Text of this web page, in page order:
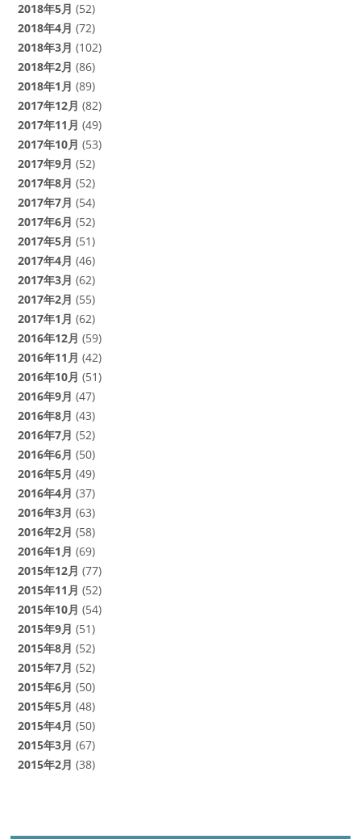
2018年5月 (52)
2018年4月 (72)
2018年3月 (102)
2018年2月 (86)
2018年1月 (89)
2017年12月 (82)
2017年11月 (49)
2017年10月 (53)
2017年9月 (52)
2017年8月 (52)
2017年7月 (54)
2017年6月 (52)
2017年5月 (51)
2017年4月 (46)
2017年3月 (62)
2017年2月 (55)
2017年1月 (62)
2016年12月 (59)
2016年11月 (42)
2016年10月 (51)
2016年9月 (47)
2016年8月 (43)
2016年7月 (52)
2016年6月 (50)
2016年5月 (49)
2016年4月 (37)
2016年3月 (63)
2016年2月 (58)
2016年1月 (69)
2015年12月 (77)
2015年11月 (52)
2015年10月 (54)
2015年9月 (51)
2015年8月 (52)
2015年7月 (52)
2015年6月 (50)
2015年5月 (48)
2015年4月 (50)
2015年3月 (67)
2015年2月 (38)